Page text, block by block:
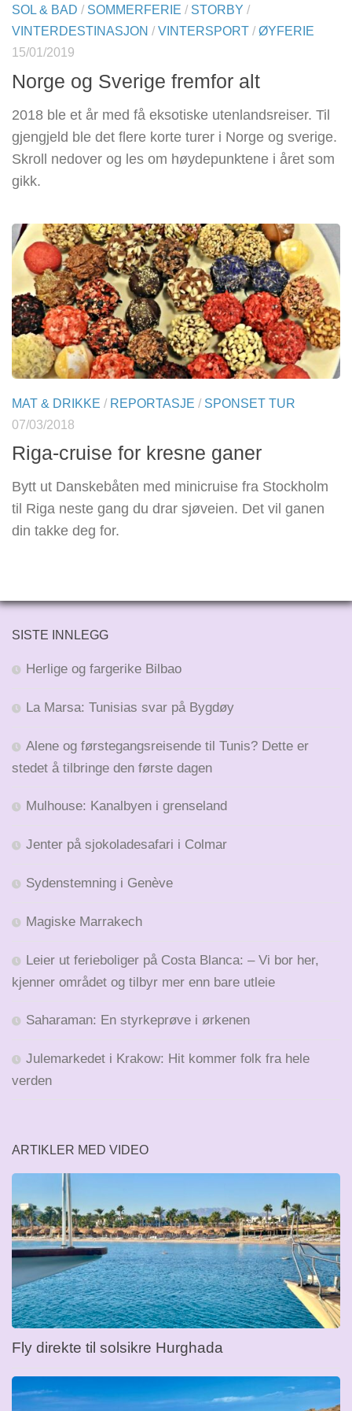
SOL & BAD / SOMMERFERIE / STORBY /
VINTERDESTINASJON / VINTERSPORT / ØYFERIE
15/01/2019
Norge og Sverige fremfor alt
2018 ble et år med få eksotiske utenlandsreiser. Til
gjengjeld ble det flere korte turer i Norge og sverige.
Skroll nedover og les om høydepunktene i året som
gikk.
MAT & DRIKKE / REPORTASJE / SPONSET TUR
07/03/2018
Riga-cruise for kresne ganer
Bytt ut Danskebåten med minicruise fra Stockholm
til Riga neste gang du drar sjøveien. Det vil ganen
din takke deg for.
SISTE INNLEGG
Herlige og fargerike Bilbao
La Marsa: Tunisias svar på Bygdøy
Alene og førstegangsreisende til Tunis? Dette er
stedet å tilbringe den første dagen
Mulhouse: Kanalbyen i grenseland
Jenter på sjokoladesafari i Colmar
Sydenstemning i Genève
Magiske Marrakech
Leier ut ferieboliger på Costa Blanca: – Vi bor her,
kjenner området og tilbyr mer enn bare utleie
Saharaman: En styrkeprøve i ørkenen
Julemarkedet i Krakow: Hit kommer folk fra hele
verden
ARTIKLER MED VIDEO
Fly direkte til solsikre Hurghada